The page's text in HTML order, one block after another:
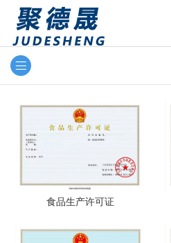
食品生产许可证